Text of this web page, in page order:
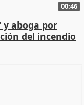
00:46
y aboga por
del incendio